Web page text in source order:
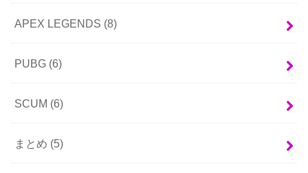
APEX LEGENDS (8)
PUBG (6)
SCUM (6)
まとめ (5)